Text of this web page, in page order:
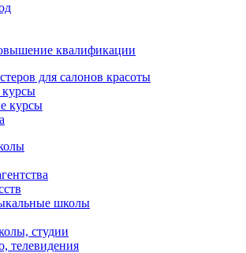
квалификации
для салонов красоты
курсы
курсы
школы
студии
телевидения